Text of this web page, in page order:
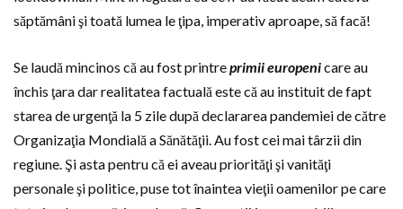
săptămâni şi toată lumea le ţipa, imperativ aproape, să facă!
Se laudă mincinos că au fost printreprimii europenicare au
închis ţara dar realitatea factuală este că au instituit de fapt
starea de urgenţă la 5 zile după declararea pandemiei de către
Organizaţia Mondială a Sănătăţii. Au fost cei mai târzii din
regiune. Şi asta pentru că ei aveau priorităţi şi vanităţi
personale şi politice, puse tot înaintea vieţii oamenilor pe care